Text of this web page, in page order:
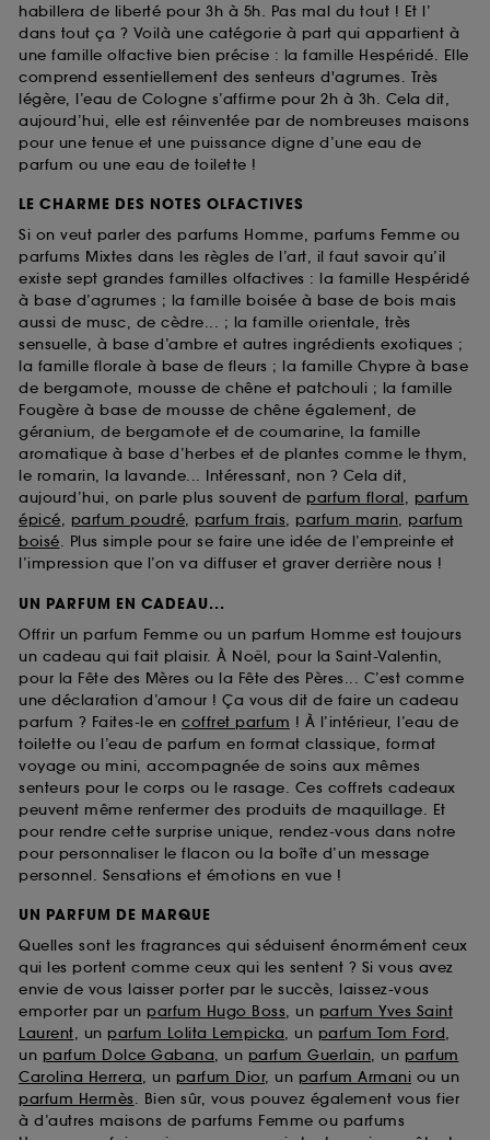
habillera de liberté pour 3h à 5h. Pas mal du tout ! Et l’
dans tout ça ? Voilà une catégorie à part qui appartient à
une famille olfactive bien précise : la famille Hespéridé. Elle
comprend essentiellement des senteurs d'agrumes. Très
légère, l’eau de Cologne s’affirme pour 2h à 3h. Cela dit,
aujourd’hui, elle est réinventée par de nombreuses maisons
pour une tenue et une puissance digne d’une eau de
parfum ou une eau de toilette !
LE CHARME DES NOTES OLFACTIVES
Si on veut parler des parfums Homme, parfums Femme ou
parfums Mixtes dans les règles de l’art, il faut savoir qu’il
existe sept grandes familles olfactives : la famille Hespéridé
à base d’agrumes ; la famille boisée à base de bois mais
aussi de musc, de cèdre... ; la famille orientale, très
sensuelle, à base d’ambre et autres ingrédients exotiques ;
la famille florale à base de fleurs ; la famille Chypre à base
de bergamote, mousse de chêne et patchouli ; la famille
Fougère à base de mousse de chêne également, de
géranium, de bergamote et de coumarine, la famille
aromatique à base d’herbes et de plantes comme le thym,
le romarin, la lavande... Intéressant, non ? Cela dit,
aujourd’hui, on parle plus souvent de parfum floral, parfum
épicé, parfum poudré, parfum frais, parfum marin, parfum
boisé. Plus simple pour se faire une idée de l’empreinte et
l’impression que l’on va diffuser et graver derrière nous !
UN PARFUM EN CADEAU...
Offrir un parfum Femme ou un parfum Homme est toujours
un cadeau qui fait plaisir. À Noël, pour la Saint-Valentin,
pour la Fête des Mères ou la Fête des Pères... C’est comme
une déclaration d’amour ! Ça vous dit de faire un cadeau
parfum ? Faites-le en coffret parfum ! À l’intérieur, l’eau de
toilette ou l’eau de parfum en format classique, format
voyage ou mini, accompagnée de soins aux mêmes
senteurs pour le corps ou le rasage. Ces coffrets cadeaux
peuvent même renfermer des produits de maquillage. Et
pour rendre cette surprise unique, rendez-vous dans notre
pour personnaliser le flacon ou la boîte d’un message
personnel. Sensations et émotions en vue !
UN PARFUM DE MARQUE
Quelles sont les fragrances qui séduisent énormément ceux
qui les portent comme ceux qui les sentent ? Si vous avez
envie de vous laisser porter par le succès, laissez-vous
emporter par un parfum Hugo Boss, un parfum Yves Saint
Laurent, un parfum Lolita Lempicka, un parfum Tom Ford,
un parfum Dolce Gabana, un parfum Guerlain, un parfum
Carolina Herrera, un parfum Dior, un parfum Armani ou un
parfum Hermès. Bien sûr, vous pouvez également vous fier
à d’autres maisons de parfums Femme ou parfums